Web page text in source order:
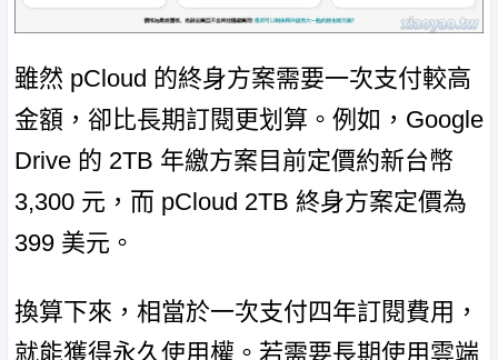
雖然 pCloud 的終身方案需要一次支付較高
金額，卻比長期訂閱更划算。例如，Google
Drive 的 2TB 年繳方案目前定價約新台幣
3,300 元，而 pCloud 2TB 終身方案定價為
399 美元。
換算下來，相當於一次支付四年訂閱費用，
就能獲得永久使用權。若需要長期使用雲端